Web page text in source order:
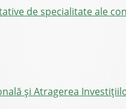
de specialitate ale
și Atragerea